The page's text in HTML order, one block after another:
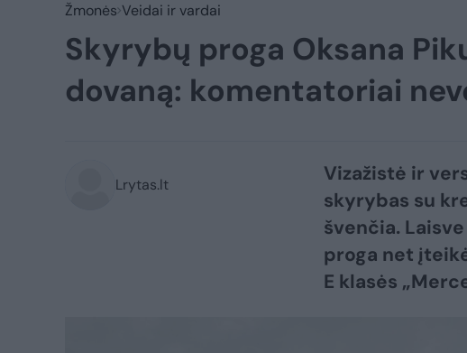
Žmonės Veidai ir vardai
Skyrybų proga Oksana
dovaną: komentatoriai
Lrytas.lt
Vizažistė ir
skyrybas su
švenčia.
proga net
E klasės